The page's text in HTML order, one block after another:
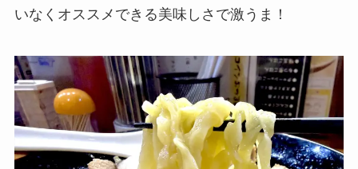
いなくオススメできる美味しさで激うま！